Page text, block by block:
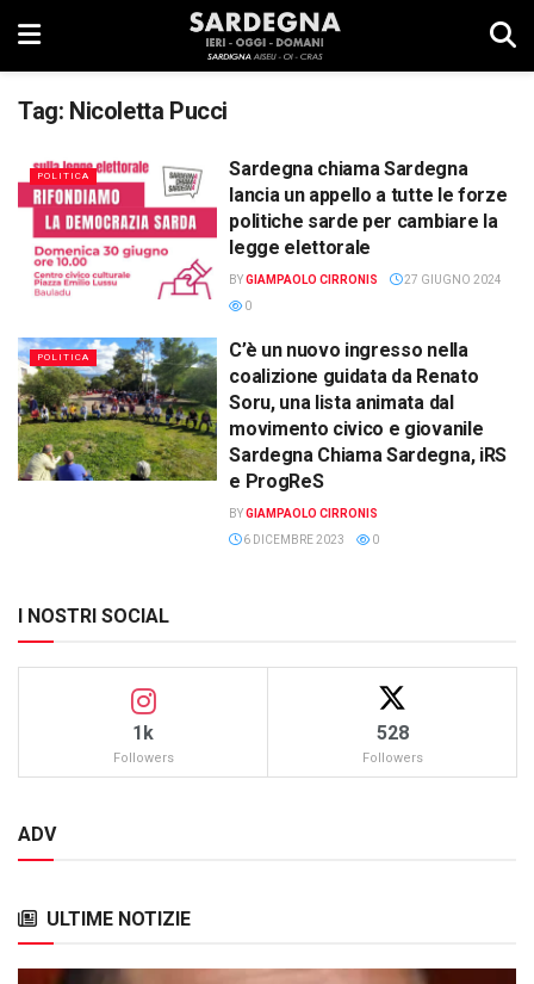
Tag: Nicoletta Pucci
POLITICA
Sardegna chiama Sardegna
lancia un appello a tutte le forze
politiche sarde per cambiare la
legge elettorale
BYGIAMPAOLO CIRRONIS
27 GIUGNO 2024
0
POLITICA
C’è un nuovo ingresso nella
coalizione guidata da Renato
Soru, una lista animata dal
movimento civico e giovanile
Sardegna Chiama Sardegna, iRS
e ProgReS
BYGIAMPAOLO CIRRONIS
6 DICEMBRE 2023
0
I NOSTRI SOCIAL
1k
Followers
528
Followers
ADV
ULTIME NOTIZIE